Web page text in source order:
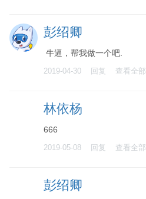
彭绍卿
牛逼，帮我做一个吧.
2019-04-30 回复 查看全部
林依杨
666
2019-05-08 回复 查看全部
彭绍卿